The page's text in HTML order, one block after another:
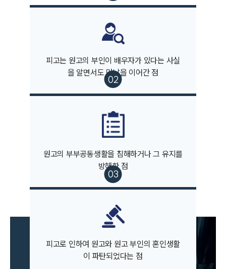
부소개
대륜의 강점
오시는 길
글로벌 파트너 로펌
고객의 소리
통합검색
AI대륜
업무사례
이혼 주요 업무사례
사례분석/최신동향
이혼 법률정보
피고는 원고의 부인이 배우자가 있다는 사실
을 알면서도 만남을 이어간 점
원고의 부부공동생활을 침해하거나 그 유지를
방해한 점
피고로 인하여 원고와 원고 부인의 혼인생활
이 파탄되었다는 점